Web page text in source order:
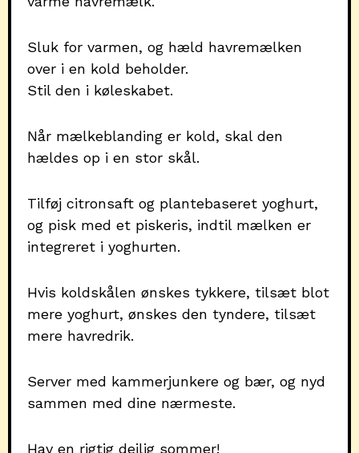
Sluk for varmen, og hæld havremælken
over i en kold beholder.
Stil den i køleskabet.
Når mælkeblanding er kold, skal den
hældes op i en stor skål.
Tilføj citronsaft og plantebaseret yoghurt,
og pisk med et piskeris, indtil mælken er
integreret i yoghurten.
Hvis koldskålen ønskes tykkere, tilsæt blot
mere yoghurt, ønskes den tyndere, tilsæt
mere havredrik.
Server med kammerjunkere og bær, og nyd
sammen med dine nærmeste.
Hav en rigtig dejlig sommer!